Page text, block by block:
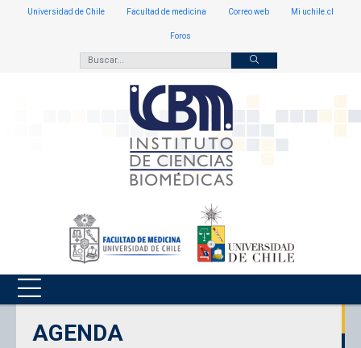
Universidad de Chile Facultad de medicina Correo web Mi uchile.cl
Foros
AGENDA